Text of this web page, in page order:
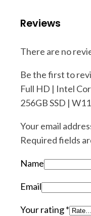
Reviews
There are no
Be the first to
Full HD | Intel
256GB SSD |
Your email
Required fields
Name
Email
Your rating*